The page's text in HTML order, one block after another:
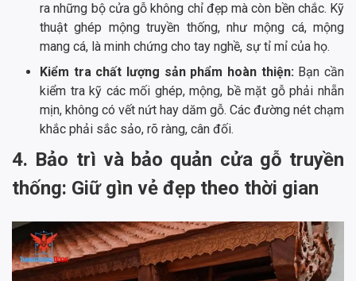
ra những bộ cửa gỗ không chỉ đẹp mà còn bền chắc. Kỹ
thuật ghép mộng truyền thống, như mộng cá, mộng
mang cá, là minh chứng cho tay nghề, sự tỉ mỉ của họ.
Kiểm tra chất lượng sản phẩm hoàn thiện:Bạn cần
kiểm tra kỹ các mối ghép, mộng, bề mặt gỗ phải nhẵn
mịn, không có vết nứt hay dăm gỗ. Các đường nét chạm
khắc phải sắc sảo, rõ ràng, cân đối.
4. Bảo trì và bảo quản cửa gỗ truyền
thống: Giữ gìn vẻ đẹp theo thời gian